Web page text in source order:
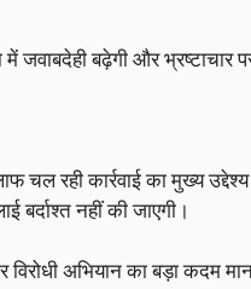
में जवाबदेही बढ़ेगी और भ्रष्टाचार
चल रही कार्रवाई का मुख्य
बर्दाश्त नहीं की जाएगी।
विरोधी अभियान का बड़ा